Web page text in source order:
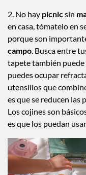
2. No haypicnicsin
en casa, tómatelo en
porque son
campo. Busca entre
tapete también
puedes ocupar
utensilios que
es que se reducen las
Los cojines son